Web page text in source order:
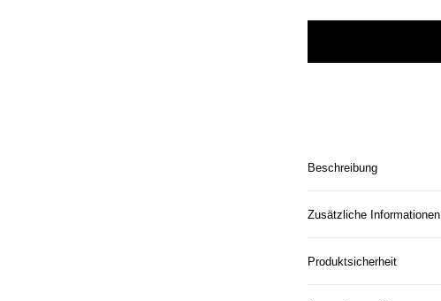
Beschreibung
Zusätzliche Informationen
Produktsicherheit